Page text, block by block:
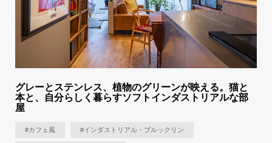
グレーとステンレス、植物のグリーンが映える。猫と
本と、自分らしく暮らすソフトインダストリアルな部
屋
#カフェ風 #インダストリアル・ブルックリン